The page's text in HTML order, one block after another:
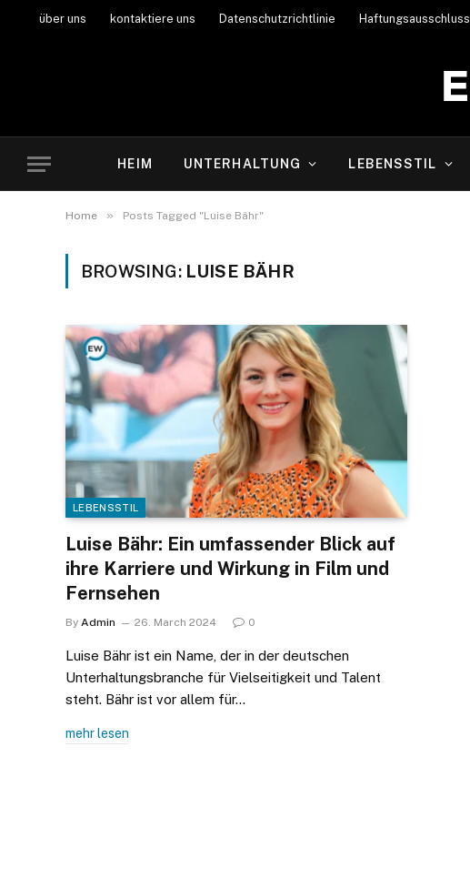
über uns kontaktiere uns Datenschutzrichtlinie Haftungsausschluss
HEIM UNTERHALTUNG LEBENSSTIL
Home » Posts Tagged "Luise Bähr"
BROWSING: LUISE BÄHR
LEBENSSTIL
Luise Bähr: Ein umfassender Blick auf
ihre Karriere und Wirkung in Film und
Fernsehen
By Admin 26. March 2024 0
Luise Bähr ist ein Name, der in der deutschen
Unterhaltungsbranche für Vielseitigkeit und Talent
steht. Bähr ist vor allem für…
mehr lesen